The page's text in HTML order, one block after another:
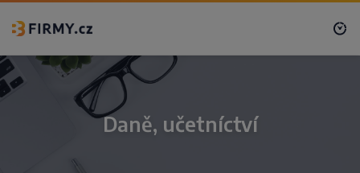
Daně, učetníctví